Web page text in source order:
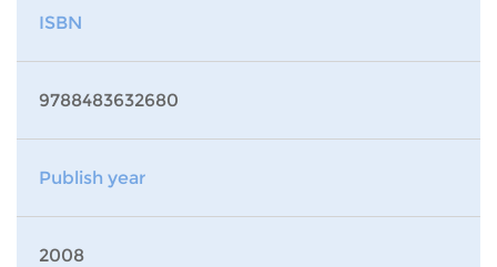
ISBN
9788483632680
Publish year
2008